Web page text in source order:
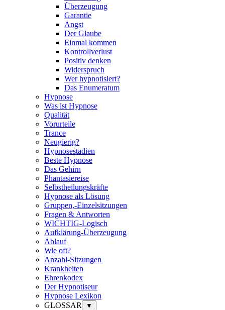
Überzeugung
Garantie
Angst
Der Glaube
Einmal kommen
Kontrollverlust
Positiv denken
Widerspruch
Wer hypnotisiert?
Das Enumeratum
Hypnose
Was ist Hypnose
Qualität
Vorurteile
Trance
Neugierig?
Hypnosestadien
Beste Hypnose
Das Gehirn
Phantasiereise
Selbstheilungskräfte
Hypnose als Lösung
Gruppen,-Einzelsitzungen
Fragen & Antworten
WICHTIG-Logisch
Aufklärung-Überzeugung
Ablauf
Wie oft?
Anzahl-Sitzungen
Krankheiten
Ehrenkodex
Der Hypnotiseur
Hypnose Lexikon
GLOSSAR
▼